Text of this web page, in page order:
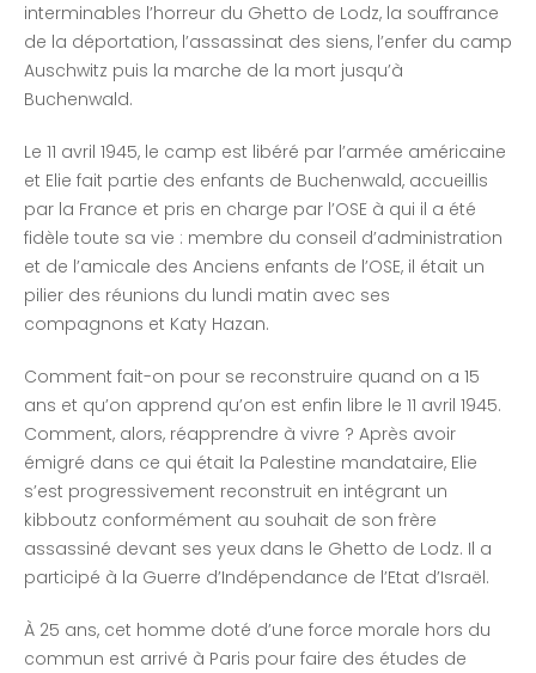
interminables l’horreur du Ghetto de Lodz, la souffrance
de la déportation, l’assassinat des siens, l’enfer du camp
Auschwitz puis la marche de la mort jusqu’à
Buchenwald.
Le 11 avril 1945, le camp est libéré par l’armée américaine
et Elie fait partie des enfants de Buchenwald, accueillis
par la France et pris en charge par l’OSE à qui il a été
fidèle toute sa vie : membre du conseil d’administration
et de l’amicale des Anciens enfants de l’OSE, il était un
pilier des réunions du lundi matin avec ses
compagnons et Katy Hazan.
Comment fait-on pour se reconstruire quand on a 15
ans et qu’on apprend qu’on est enfin libre le 11 avril 1945.
Comment, alors, réapprendre à vivre ? Après avoir
émigré dans ce qui était la Palestine mandataire, Elie
s’est progressivement reconstruit en intégrant un
kibboutz conformément au souhait de son frère
assassiné devant ses yeux dans le Ghetto de Lodz. Il a
participé à la Guerre d’Indépendance de l’Etat d’Israël.
À 25 ans, cet homme doté d’une force morale hors du
commun est arrivé à Paris pour faire des études de